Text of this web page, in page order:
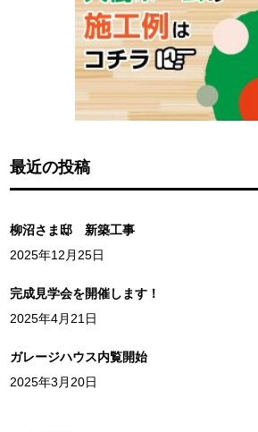
最近の投稿
柳沼さま邸 新築工事
2025年12月25日
完成見学会を開催します！
2025年4月21日
ガレージハウス内覧開始
2025年3月20日